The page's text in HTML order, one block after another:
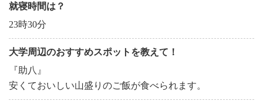
就寝時間は？
23時30分
大学周辺のおすすめスポットを教えて！
『助八』
安くておいしい山盛りのご飯が食べられます。